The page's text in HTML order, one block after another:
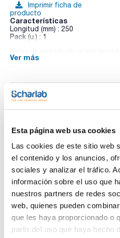
Esta página web usa cookies
Las cookies de este sitio web
el contenido y los anuncios,
sociales y analizar el tráfico.
información sobre el uso que
nuestros partners de redes
web, quienes pueden
que les haya proporcionado o
partir del uso que haya hecho
Imprimir ficha de
producto
Características
Longitud (mm) : 250
Pack (u.) : 1
Ver más
Documentación técnica
TDS / Ficha técnica
Regístrate para
descargas
SDS/ Hoja de seguridad
Regístrate para
descargas
Los productos marcados
productos marca Scharlau
listos para una entrega